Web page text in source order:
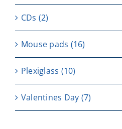
CDs (2)
Μouse pads (16)
Plexiglass (10)
Valentines Day (7)